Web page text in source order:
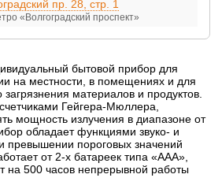
пр. 28, стр. 1
«Волгоградский проспект»
бытовой прибор для
на местности, в помещениях и для
материалов и продуктов.
Гейгера-Мюллера,
мощность излучения в диапазоне от
обладает функциями звуко- и
превышении пороговых значений
от 2-х батареек типа «ААА»,
на 500 часов непрерывной работы